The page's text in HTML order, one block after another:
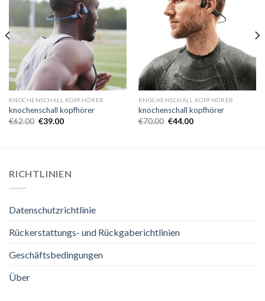
KNOCHENSCHALL KOPFHÖRER
knochenschall kopfhörer
€62.00 €39.00
KNOCHENSCHALL KOPFHÖRER
knochenschall kopfhörer
€70.00 €44.00
RICHTLINIEN
Datenschutzrichtlinie
Rückerstattungs- und Rückgaberichtlinien
Geschäftsbedingungen
Über